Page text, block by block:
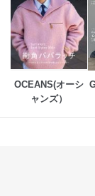
上記２．
だ企業
託・提
供先企業
委託・提
が、こ
委託
告配
４．開示対
OCEANS(オーシ
ャンズ）